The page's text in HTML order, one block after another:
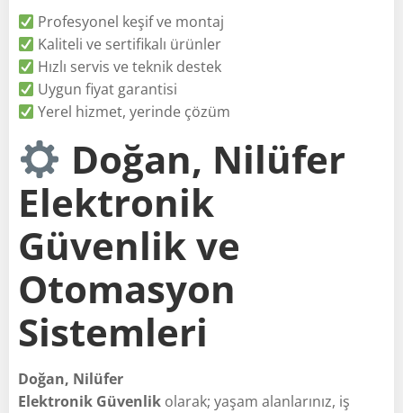
Profesyonel keşif ve montaj
Kaliteli ve sertifikalı ürünler
Hızlı servis ve teknik destek
Uygun fiyat garantisi
Yerel hizmet, yerinde çözüm
Doğan, Nilüfer
Elektronik
Güvenlik ve
Otomasyon
Sistemleri
Doğan, Nilüfer
Elektronik Güvenlik olarak; yaşam alanlarınız, iş